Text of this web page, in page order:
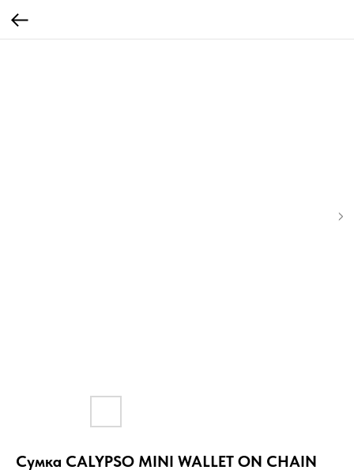
Сумка CALYPSO MINI WALLET ON CHAIN